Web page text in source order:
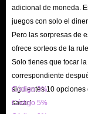
No te preocupes. Te
pedido. Si
atención al cliente
y te daremos una
¿Qué métodos de
adicional de moneda.
juegos con solo el
Pero las sorpresas de
ofrece sorteos de la
Solo tienes que tocar
correspondiente
siguientes 10 opciones
sacar!
Código 3%
Código 5%